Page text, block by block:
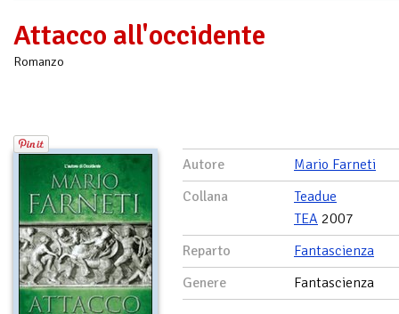
Attacco all'occidente
Romanzo
Autore
Mario Farneti
Collana
Teadue
TEA 2007
Reparto
Fantascienza
Genere
Fantascienza